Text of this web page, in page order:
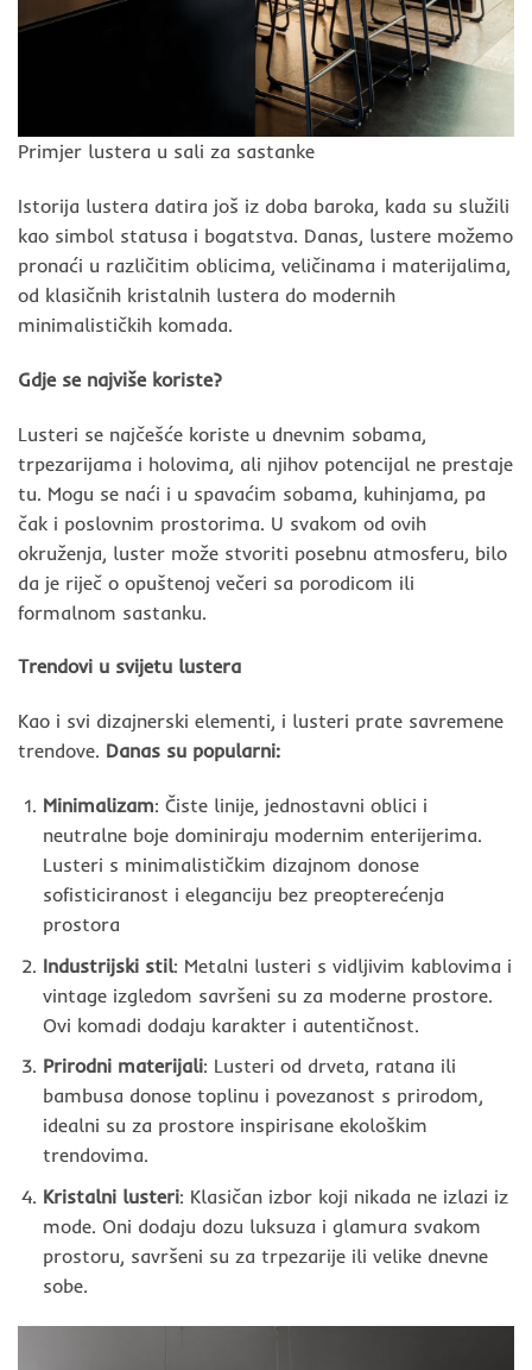
Primjer lustera u sali za sastanke
Istorija lustera datira još iz doba baroka, kada su služili
kao simbol statusa i bogatstva. Danas, lustere možemo
pronaći u različitim oblicima, veličinama i materijalima,
od klasičnih kristalnih lustera do modernih
minimalističkih komada.
Gdje se najviše koriste?
Lusteri se najčešće koriste u dnevnim sobama,
trpezarijama i holovima, ali njihov potencijal ne prestaje
tu. Mogu se naći i u spavaćim sobama, kuhinjama, pa
čak i poslovnim prostorima. U svakom od ovih
okruženja, luster može stvoriti posebnu atmosferu, bilo
da je riječ o opuštenoj večeri sa porodicom ili
formalnom sastanku.
Trendovi u svijetu lustera
Kao i svi dizajnerski elementi, i lusteri prate savremene
trendove. Danas su popularni:
Minimalizam: Čiste linije, jednostavni oblici i
neutralne boje dominiraju modernim enterijerima.
Lusteri s minimalističkim dizajnom donose
sofisticiranost i eleganciju bez preopterećenja
prostora
Industrijski stil: Metalni lusteri s vidljivim kablovima i
vintage izgledom savršeni su za moderne prostore.
Ovi komadi dodaju karakter i autentičnost.
Prirodni materijali: Lusteri od drveta, ratana ili
bambusa donose toplinu i povezanost s prirodom,
idealni su za prostore inspirisane ekološkim
trendovima.
Kristalni lusteri: Klasičan izbor koji nikada ne izlazi iz
mode. Oni dodaju dozu luksuza i glamura svakom
prostoru, savršeni su za trpezarije ili velike dnevne
sobe.